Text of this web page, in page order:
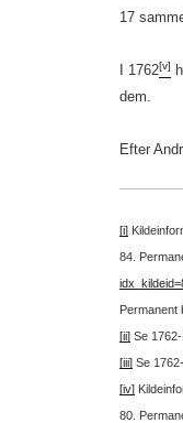
17
I 1762[v]
dem.
Efter
[i]
84.
Permanent
[ii]Se 1762-
[iii]Se
[iv]
80.